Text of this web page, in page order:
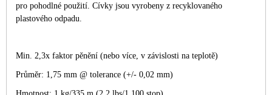
pro pohodlné použití. Cívky jsou vyrobeny z recyklovaného
plastového odpadu.
Min. 2,3x faktor pěnění (nebo více, v závislosti na teplotě)
Průměr: 1,75 mm @ tolerance (+/- 0,02 mm)